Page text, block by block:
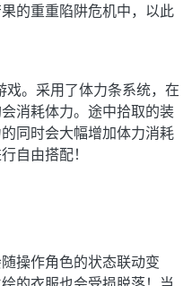
的重重陷阱危机中，以此
。采用了体力条系统，在
消耗体力。途中拾取的装
同时会大幅增加体力消耗
自由搭配！
操作角色的状态联动变